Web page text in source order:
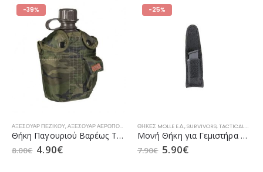
-39%
ΑΞΕΣΟΥΆΡ ΠΕΖΙΚΟΎ,ΑΞΕΣΟΥΆΡ ΑΕΡΟΠΟΡΊΑΣ ΑΞΕΣΟΥΆΡ ΝΑΥΤΙΚΟΎ,ΔΙΆΦΟΡΑ ΑΞΕΣΟΥΆΡ,
Θήκη Παγουριού Βαρέως Τύπου Ελληνικής Παραλλαγής της VA
8.00€ 4.90€
-25%
ΘΉΚΕΣ MOLLE E.Δ.,SURVIVORS,TACTICAL ΑΞΕΣΟΥΆΡ
Μονή Θήκη για Γεμιστήρα Κλειστή της SURVIVORS
7.90€ 5.90€